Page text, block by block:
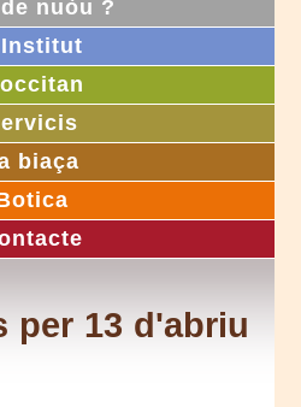
nuòu ?
biaça
per 13 d'abriu